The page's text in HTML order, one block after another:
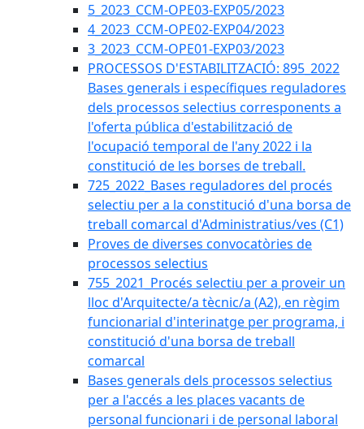
5_2023_CCM-OPE03-EXP05/2023
4_2023_CCM-OPE02-EXP04/2023
3_2023_CCM-OPE01-EXP03/2023
PROCESSOS D'ESTABILITZACIÓ: 895_2022
Bases generals i específiques reguladores
dels processos selectius corresponents a
l'oferta pública d'estabilització de
l'ocupació temporal de l'any 2022 i la
constitució de les borses de treball.
725_2022_Bases reguladores del procés
selectiu per a la constitució d'una borsa de
treball comarcal d'Administratius/ves (C1)
Proves de diverses convocatòries de
processos selectius
755_2021_Procés selectiu per a proveir un
lloc d'Arquitecte/a tècnic/a (A2), en règim
funcionarial d'interinatge per programa, i
constitució d'una borsa de treball
comarcal
Bases generals dels processos selectius
per a l'accés a les places vacants de
personal funcionari i de personal laboral